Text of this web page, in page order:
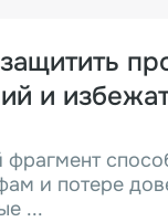
и
и потере
...